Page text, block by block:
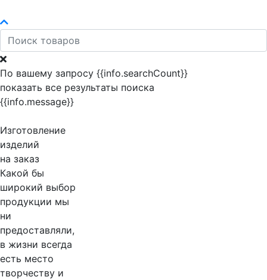
По вашему запросу {{info.searchCount}}
показать все результаты поиска
{{info.message}}
Изготовление
изделий
на заказ
Какой бы
широкий выбор
продукции мы
ни
предоставляли,
в жизни всегда
есть место
творчеству и